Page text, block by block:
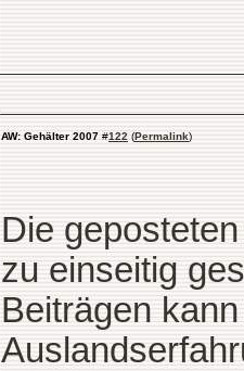
AW: Gehälter 2007 #122 (Permalink)
Die
zu einseitig
Beiträgen